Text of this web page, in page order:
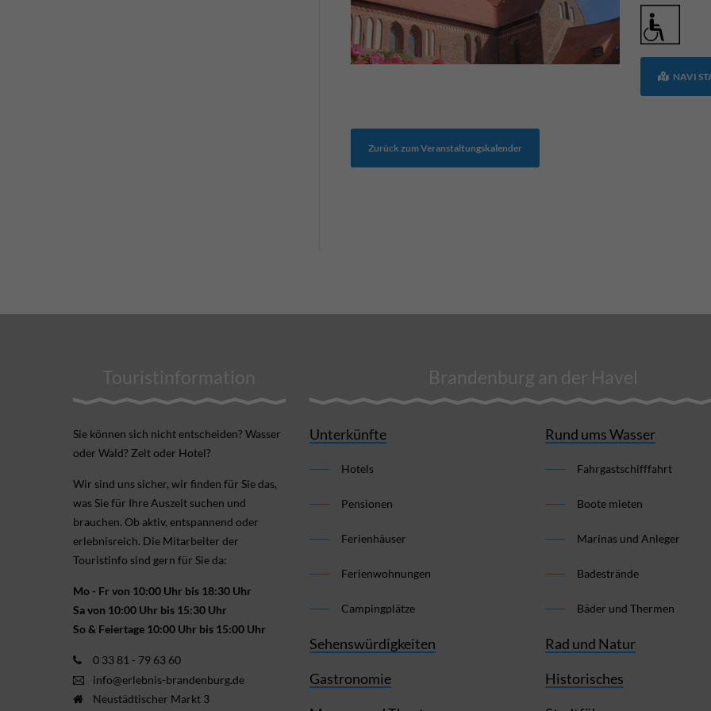
NAVI
Zurück zum Veranstaltungskalender
Touristinformation
Sie können sich nicht ent­scheiden? Wasser
oder Wald? Zelt oder Hotel?
Wir sind uns sicher, wir finden für Sie das,
was Sie für Ihre Aus­zeit suchen und
brauchen. Ob aktiv, ent­spannend oder
erlebnis­reich. Die Mitarbeiter der
Touristinfo sind gern für Sie da:
Mo - Fr von 10:00 Uhr bis 18:30 Uhr
Sa von 10:00 Uhr bis 15:30 Uhr
So & Feiertage 10:00 Uhr bis 15:00 Uhr
0 33 81 - 79 63 60
info@erlebnis-brandenburg.de
Neustädtischer Markt 3
Brandenburg an der Havel
Unterkünfte
Hotels
Pensionen
Ferienhäuser
Ferienwohnungen
Campingplätze
Sehenswürdigkeiten
Gastronomie
Rund ums Wasser
Fahrgastschifffahrt
Boote mieten
Marinas und Anleger
Badestrände
Bäder und Thermen
Rad und Natur
Historisches